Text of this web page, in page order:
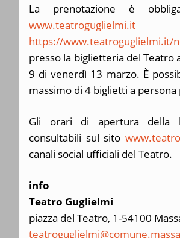
La prenotazione è
www.teatroguglielmi.it
https://www.teatroguglielmi.it/
presso la biglietteria del Teatro
9 di venerdì 13 marzo. È
massimo di 4 biglietti a
Gli orari di apertura della
consultabili sul sito
canali social ufficiali del Teatro.
info
Teatro Guglielmi
piazza del Teatro, 1-54100